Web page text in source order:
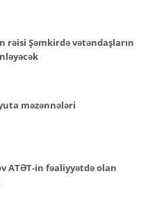
rəisi Şəmkirdə vətəndaşların
məzənnələri
ATƏT-in fəaliyyətdə olan